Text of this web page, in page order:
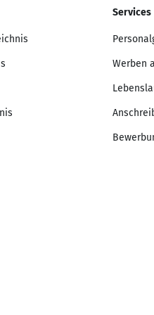
Services
Werben